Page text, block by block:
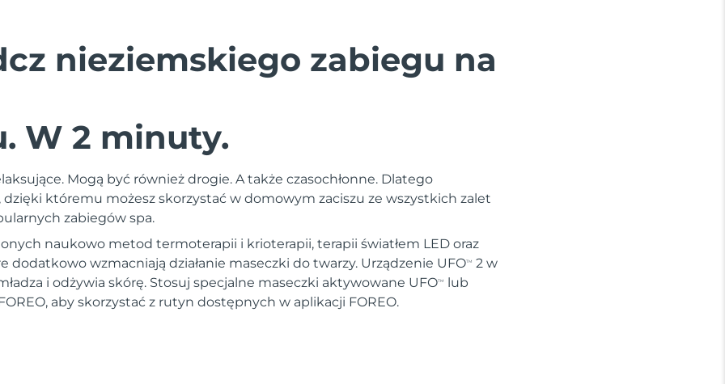
nieziemskiego zabiegu na
W 2 minuty.
Mogą być również drogie. A także czasochłonne. Dlatego
któremu możesz skorzystać w domowym zaciszu ze wszystkich zalet
zabiegów spa.
naukowo metod termoterapii i krioterapii, terapii światłem LED oraz
dodatkowo wzmacniają działanie maseczki do twarzy. Urządzenie UFOTM
2 w
i odżywia skórę. Stosuj specjalne maseczki aktywowane UFOTM
lub
aby skorzystać z rutyn dostępnych w aplikacji FOREO.